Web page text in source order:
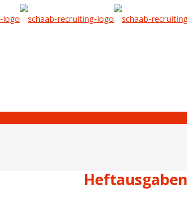
Heftausgaben